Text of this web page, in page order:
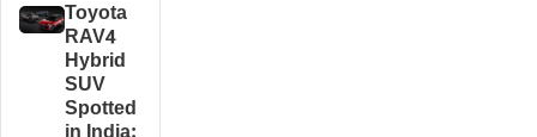
Toyota
RAV4
Hybrid
SUV
Spotted